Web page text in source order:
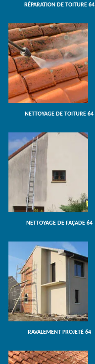
RÉPARATION DE TOITURE 64
NETTOYAGE DE TOITURE 64
NETTOYAGE DE FAÇADE 64
RAVALEMENT PROJETÉ 64